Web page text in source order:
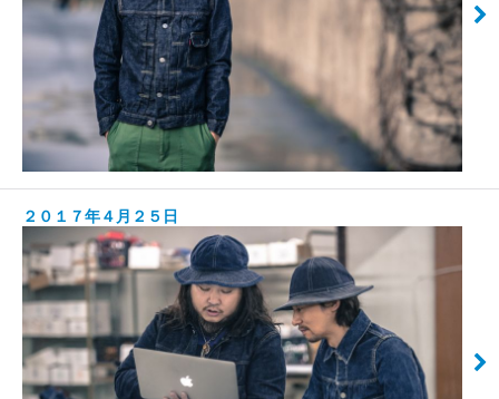
２０１７年４月２５日